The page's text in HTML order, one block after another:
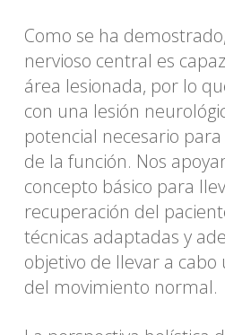
Como se ha
nervioso central es
área lesionada, por lo
con una lesión
potencial necesario
de la función. Nos
concepto básico para
recuperación del
técnicas adaptadas y
objetivo de llevar a
del movimiento normal.